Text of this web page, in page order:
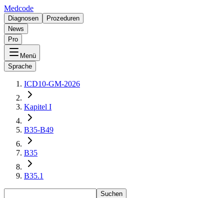
Medcode
Diagnosen
Prozeduren
News
Pro
Menü
Sprache
ICD10-GM-2026
Kapitel I
B35-B49
B35
B35.1
Suchen